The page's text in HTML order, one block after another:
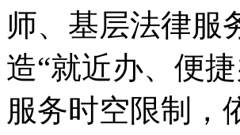
师、基层法律服
造“就近办、便
服务时空限制，